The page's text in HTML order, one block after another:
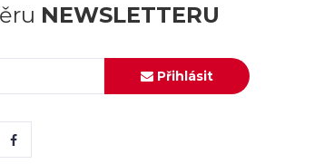
NEWSLETTERU
Přihlásit